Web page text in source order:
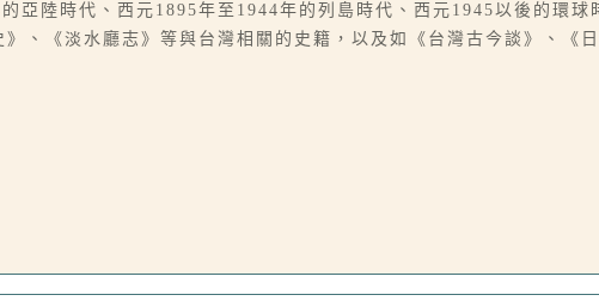
亞陸時代、西元1895年至1944年的列島時代、西元1945以後的環
、《淡水廳志》等與台灣相關的史籍，以及如《台灣古今談》、《